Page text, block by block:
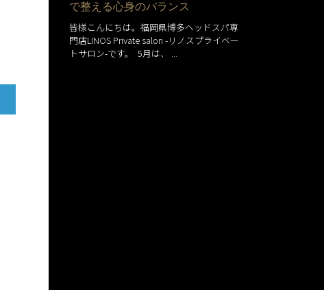
で整える心身のバランス
皆様こんにちは。福岡県博多ヘッドスパ専
門店LINOS Private salon -リノスプライベー
トサロン-です。 5月は、 ...